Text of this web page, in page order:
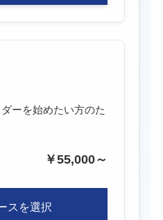
ーを始めたい方のた
￥55,000～
スを選択